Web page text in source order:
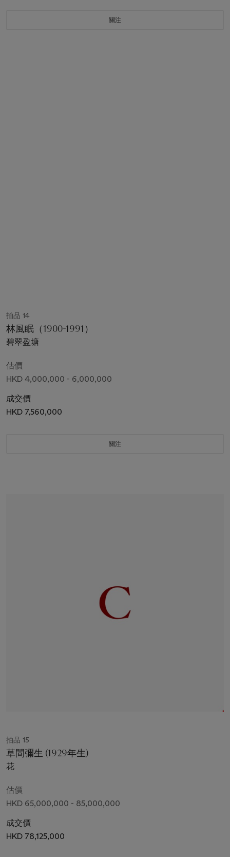
關注
拍品 14
林風眠（1900-1991）
碧翠盈塘
估價
HKD 4,000,000 - 6,000,000
成交價
HKD 7,560,000
關注
拍品 15
草間彌生 (1929年生)
花
估價
HKD 65,000,000 - 85,000,000
成交價
HKD 78,125,000